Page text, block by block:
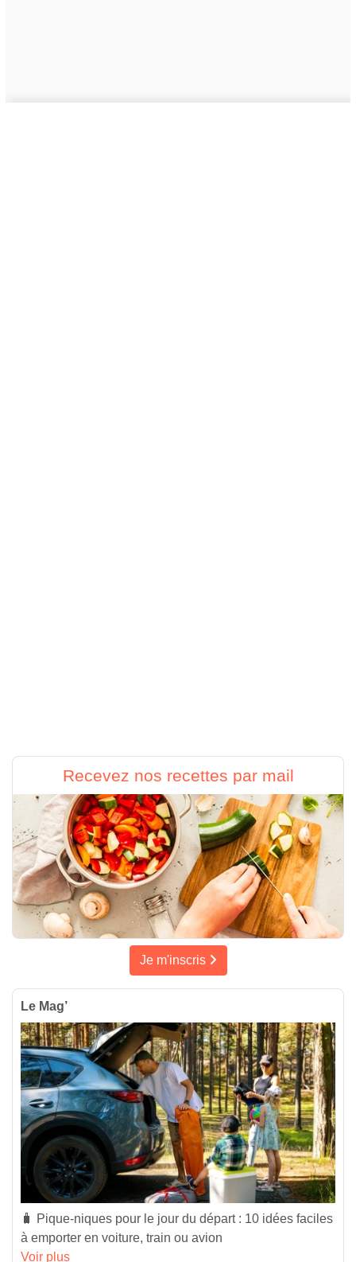
Recevez nos recettes par mail
Je m'inscris
Le Mag’
🧳 Pique-niques pour le jour du départ : 10 idées faciles
à emporter en voiture, train ou avion
Voir plus